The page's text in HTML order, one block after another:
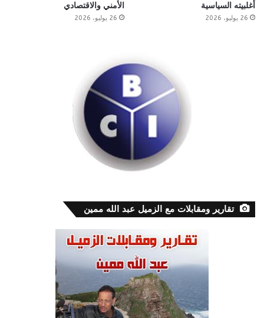
أغلبيته السياسية
26 يوليو، 2026
الأمني والاقتصادي
26 يوليو، 2026
تقارير ومقابلات مع الزميل عبد الله ممين